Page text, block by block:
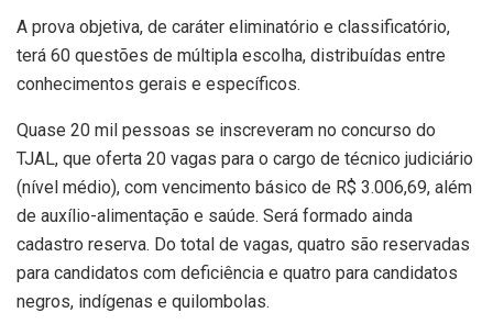
A prova objetiva, de caráter eliminatório e classificatório,
terá 60 questões de múltipla escolha, distribuídas entre
conhecimentos gerais e específicos.
Quase 20 mil pessoas se inscreveram no concurso do
TJAL, que oferta 20 vagas para o cargo de técnico judiciário
(nível médio), com vencimento básico de R$ 3.006,69, além
de auxílio-alimentação e saúde. Será formado ainda
cadastro reserva. Do total de vagas, quatro são reservadas
para candidatos com deficiência e quatro para candidatos
negros, indígenas e quilombolas.